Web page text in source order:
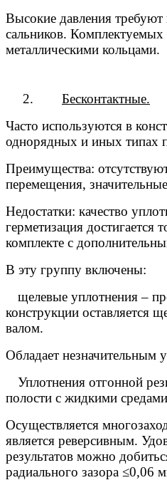
Высокие давления требуют
сальников.
металлическими кольцами.
2. Бесконтактные.
Часто используются в
однорядных и иных типах
Преимущества:
перемещения,
Недостатки: качество
герметизация достигается
комплекте с
В эту группу включены:
уплотнения –
конструкции оставляется
валом.
Обладает
отгонной
полости с жидкими
Осуществляется
является реверсивным.
результатов можно
радиального зазора ≤0,06